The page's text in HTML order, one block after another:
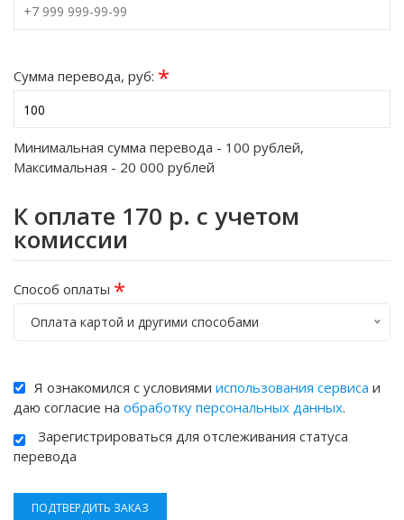
Сумма перевода, руб: *
Минимальная сумма перевода - 100 рублей,
Максимальная - 20 000 рублей
К оплате 170 р. с учетом
комиссии
Способ оплаты *
Оплата картой и другими способами
Я ознакомился с условиями использования сервиса и
даю согласие на обработку персональных данных.
Зарегистрироваться для отслеживания статуса
перевода
ПОДТВЕРДИТЬ ЗАКАЗ